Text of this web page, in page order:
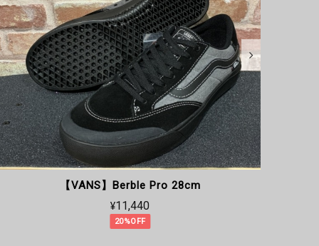
【VANS】Berble Pro 28cm
¥11,440
20%OFF